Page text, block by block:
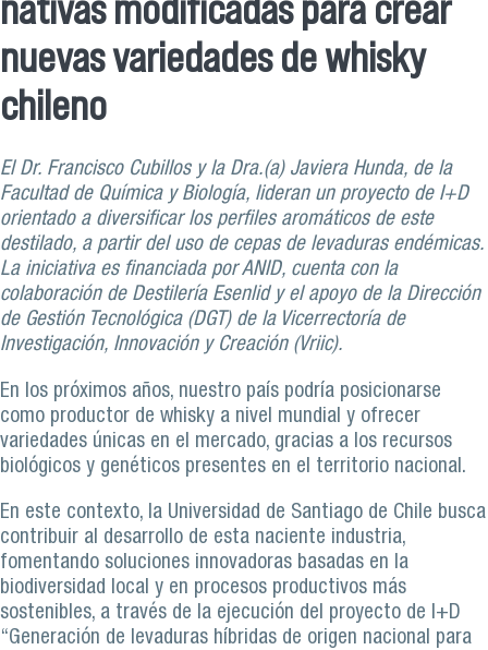
nuevas variedades de whisky
chileno
El Dr. Francisco Cubillos y la Dra.(a) Javiera Hunda, de la
Facultad de Química y Biología, lideran un proyecto de I+D
orientado a diversificar los perfiles aromáticos de este
destilado, a partir del uso de cepas de levaduras endémicas.
La iniciativa es financiada por ANID, cuenta con la
colaboración de Destilería Esenlid y el apoyo de la Dirección
de Gestión Tecnológica (DGT) de la Vicerrectoría de
Investigación, Innovación y Creación (Vriic).
En los próximos años, nuestro país podría posicionarse
como productor de whisky a nivel mundial y ofrecer
variedades únicas en el mercado, gracias a los recursos
biológicos y genéticos presentes en el territorio nacional.
En este contexto, la Universidad de Santiago de Chile busca
contribuir al desarrollo de esta naciente industria,
fomentando soluciones innovadoras basadas en la
biodiversidad local y en procesos productivos más
sostenibles, a través de la ejecución del proyecto de I+D
“Generación de levaduras híbridas de origen nacional para